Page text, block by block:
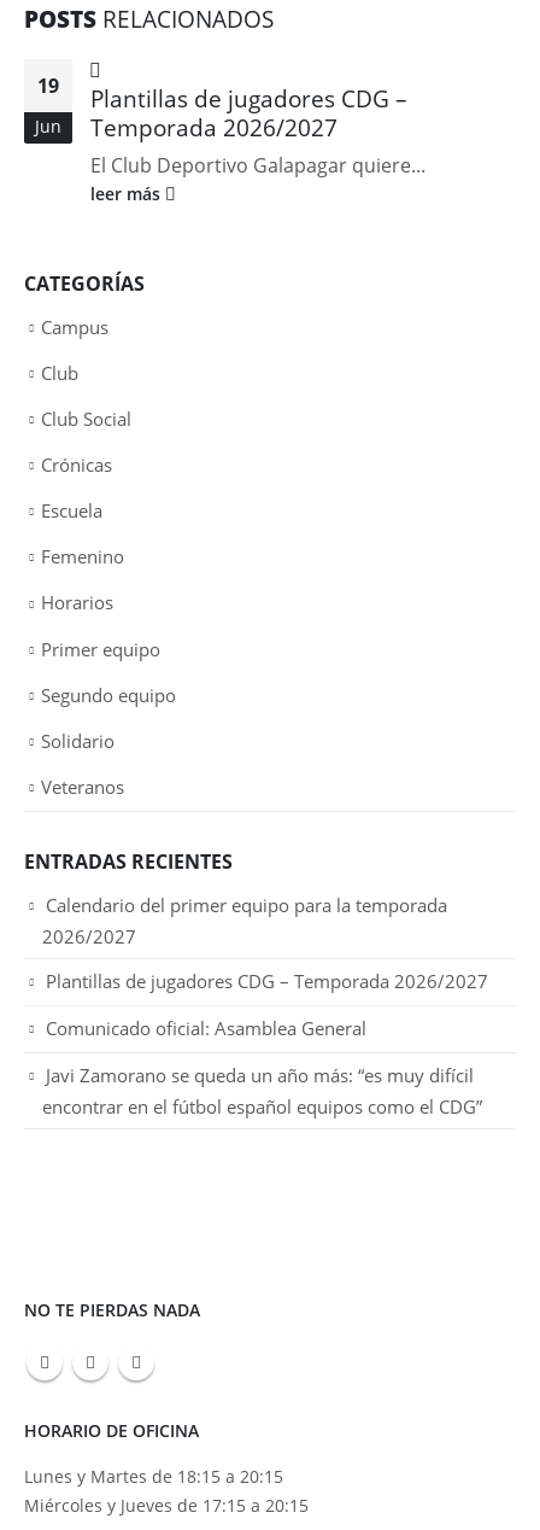
POSTS RELACIONADOS
19
Jun
Plantillas de jugadores CDG –
Temporada 2026/2027
El Club Deportivo Galapagar quiere...
leer más
CATEGORÍAS
Campus
Club
Club Social
Crónicas
Escuela
Femenino
Horarios
Primer equipo
Segundo equipo
Solidario
Veteranos
ENTRADAS RECIENTES
Calendario del primer equipo para la temporada
2026/2027
Plantillas de jugadores CDG – Temporada 2026/2027
Comunicado oficial: Asamblea General
Javi Zamorano se queda un año más: “es muy difícil
encontrar en el fútbol español equipos como el CDG”
NO TE PIERDAS NADA
HORARIO DE OFICINA
Lunes y Martes de 18:15 a 20:15
Miércoles y Jueves de 17:15 a 20:15